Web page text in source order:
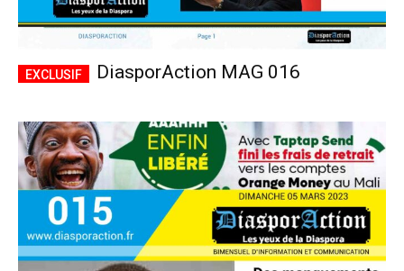
DiasporAction MAG 016